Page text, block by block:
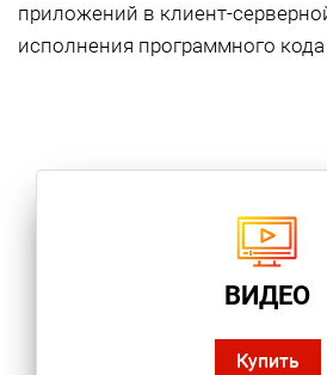
приложений в клиент-
исполнения программного
ВИДЕО
Купить